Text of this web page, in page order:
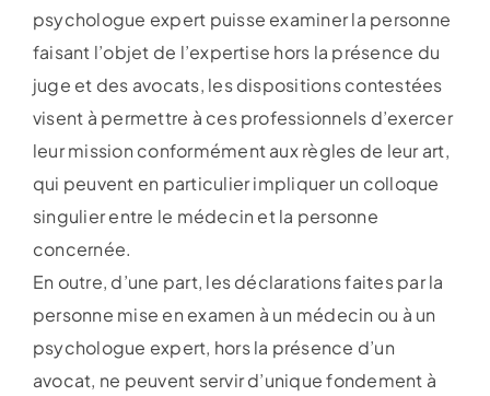
psychologue expert puisse examiner la personne
faisant l’objet de l’expertise hors la présence du
juge et des avocats, les dispositions contestées
visent à permettre à ces professionnels d’exercer
leur mission conformément aux règles de leur art,
qui peuvent en particulier impliquer un colloque
singulier entre le médecin et la personne
concernée.
En outre, d’une part, les déclarations faites par la
personne mise en examen à un médecin ou à un
psychologue expert, hors la présence d’un
avocat, ne peuvent servir d’unique fondement à